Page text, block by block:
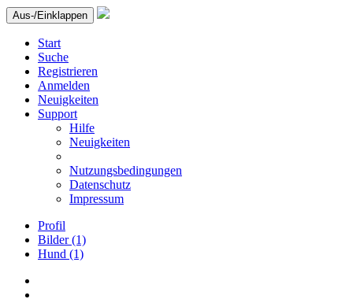
Aus-/Einklappen
Start
Suche
Registrieren
Anmelden
Neuigkeiten
Support
Hilfe
Neuigkeiten
Nutzungsbedingungen
Datenschutz
Impressum
Profil
Bilder (1)
Hund (1)